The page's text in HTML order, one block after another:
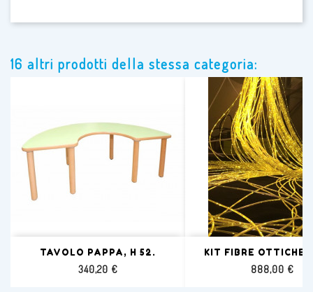
16 altri prodotti della stessa categoria:
TAVOLO PAPPA, H 52.
Prezzo
340,20 €
KIT FIBRE OTTICHE
Prezzo
888,00 €